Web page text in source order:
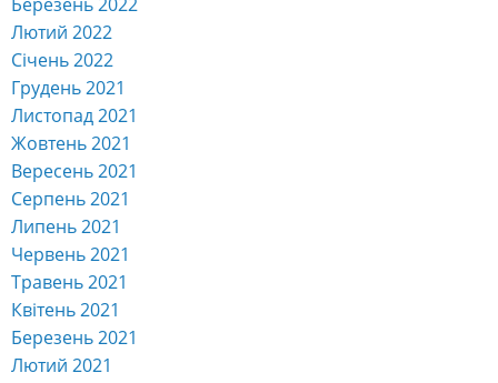
Лютий 2022
Січень 2022
Грудень 2021
Листопад 2021
Жовтень 2021
Вересень 2021
Серпень 2021
Липень 2021
Червень 2021
Травень 2021
Квітень 2021
Березень 2021
Лютий 2021